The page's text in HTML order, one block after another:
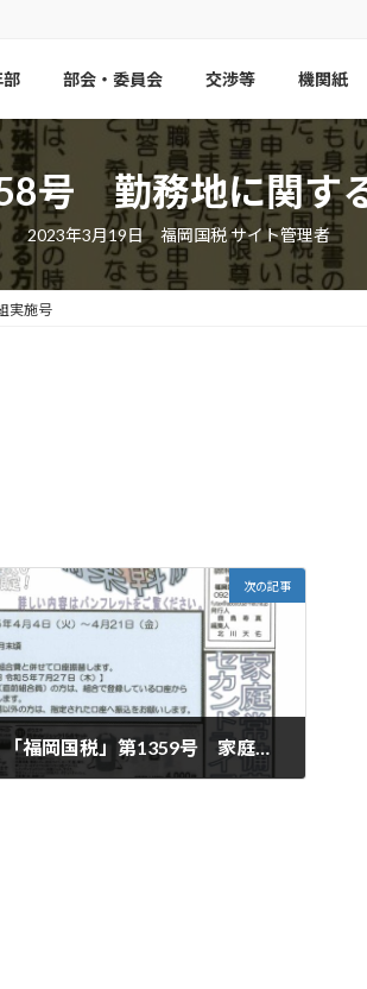
部 部会・委員会 交渉等 機関紙
号 勤務地に関す
最
終
更
新
日
時
2023年3月19日 福岡国税 サイト管理者
実施号
次の記事
05.03.29 「福岡国税」第1359号 家庭常備薬あっせん＆セカンドライフセミナー開催号